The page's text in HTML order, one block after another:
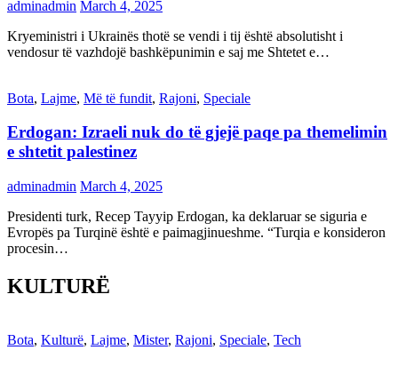
adminadmin March 4, 2025
Kryeministri i Ukrainës thotë se vendi i tij është absolutisht i
vendosur të vazhdojë bashkëpunimin e saj me Shtetet e…
Bota, Lajme, Më të fundit, Rajoni, Speciale
Erdogan: Izraeli nuk do të gjejë paqe pa themelimin
e shtetit palestinez
adminadmin March 4, 2025
Presidenti turk, Recep Tayyip Erdogan, ka deklaruar se siguria e
Evropës pa Turqinë është e paimagjinueshme. “Turqia e konsideron
procesin…
KULTURË
Bota, Kulturë, Lajme, Mister, Rajoni, Speciale, Tech